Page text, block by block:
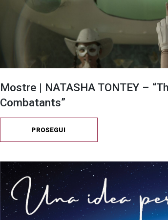
Mostre | NATASHA TONTEY –
Combatants”
PROSEGUI